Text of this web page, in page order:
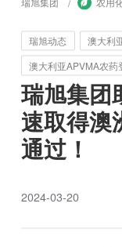
瑞旭动态 澳大利
澳大利亚APVMA农药
瑞旭集团
速取得澳
通过！
2024-03-20